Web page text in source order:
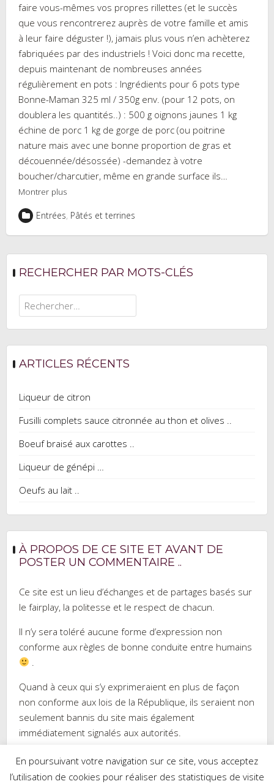
faire vous-mêmes vos propres rillettes (et le succès
que vous rencontrerez auprès de votre famille et amis
à leur faire déguster !), jamais plus vous n’en achèterez
fabriquées par des industriels ! Voici donc ma recette,
depuis maintenant de nombreuses années
régulièrement en pots : Ingrédients pour 6 pots type
Bonne-Maman 325 ml / 350g env. (pour 12 pots, on
doublera les quantités..) : 500 g oignons jaunes 1 kg
échine de porc 1 kg de gorge de porc (ou poitrine
nature mais avec une bonne proportion de gras et
découennée/désossée) -demandez à votre
boucher/charcutier, même en grande surface ils…
Montrer plus
Entrées, Pâtés et terrines
RECHERCHER PAR MOTS-CLÉS
Rechercher :
ARTICLES RÉCENTS
Liqueur de citron
Fusilli complets sauce citronnée au thon et olives ..
Boeuf braisé aux carottes ..
Liqueur de génépi …
Oeufs au lait ..
À PROPOS DE CE SITE ET AVANT DE
POSTER UN COMMENTAIRE ..
Ce site est un lieu d’échanges et de partages basés sur
le fairplay, la politesse et le respect de chacun.
Il n’y sera toléré aucune forme d’expression non
conforme aux règles de bonne conduite entre humains
Quand à ceux qui s’y exprimeraient en plus de façon
non conforme aux lois de la République, ils seraient non
seulement bannis du site mais également
immédiatement signalés aux autorités.
En poursuivant votre navigation sur ce site, vous acceptez
l’utilisation de cookies pour réaliser des statistiques de visite